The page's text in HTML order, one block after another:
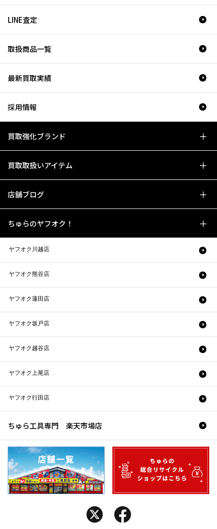
LINE査定
取扱商品一覧
最新買取実績
採用情報
買取強化ブランド
買取取扱いアイテム
店舗ブログ
ちゅらのヤフオク！
ヤフオク川越店
ヤフオク熊谷店
ヤフオク蓮田店
ヤフオク坂戸店
ヤフオク越谷店
ヤフオク上尾店
ヤフオク行田店
ちゅら工具専門 楽天市場店